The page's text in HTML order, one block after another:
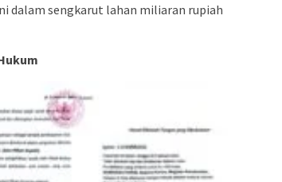
dalam sengkarut lahan miliaran rupiah